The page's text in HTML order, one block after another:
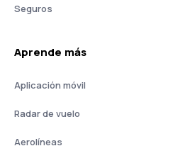
Seguros
Aprende más
Aplicación móvil
Radar de vuelo
Aerolíneas